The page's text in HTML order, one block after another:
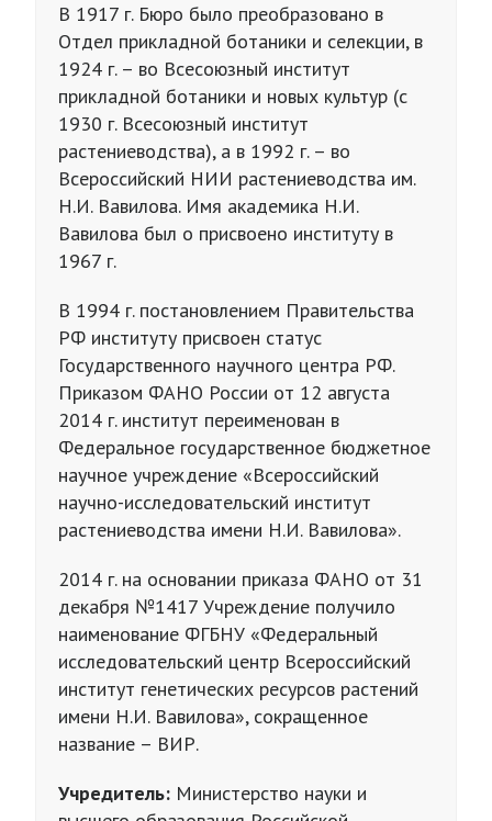
В 1917 г. Бюро было преобразовано в
Отдел прикладной ботаники и селекции, в
1924 г. – во Всесоюзный институт
прикладной ботаники и новых культур (с
1930 г. Всесоюзный институт
растениеводства), а в 1992 г. – во
Всероссийский НИИ растениеводства им.
Н.И. Вавилова. Имя академика Н.И.
Вавилова был о присвоено институту в
1967 г.
В 1994 г. постановлением Правительства
РФ институту присвоен статус
Государственного научного центра РФ.
Приказом ФАНО России от 12 августа
2014 г. институт переименован в
Федеральное государственное бюджетное
научное учреждение «Всероссийский
научно-исследовательский институт
растениеводства имени Н.И. Вавилова».
2014 г. на основании приказа ФАНО от 31
декабря №1417 Учреждение получило
наименование ФГБНУ «Федеральный
исследовательский центр Всероссийский
институт генетических ресурсов растений
имени Н.И. Вавилова», сокращенное
название – ВИР.
Учредитель: Министерство науки и